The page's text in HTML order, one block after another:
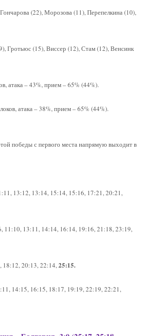
(22), Морозова (11), Перепелкина (10),
Гротьюс (15), Виссер (12), Стам (12), Венсинк
атака – 43%, прием – 65% (44%).
атака – 38%, прием – 65% (44%).
победы с первого места напрямую выходит в
13:12, 13:14, 15:14, 15:16, 17:21, 20:21,
11:10, 13:11, 14:14, 16:14, 19:16, 21:18, 23:19,
20:13, 22:14,25:15.
14:15, 16:15, 18:17, 19:19, 22:19, 22:21,